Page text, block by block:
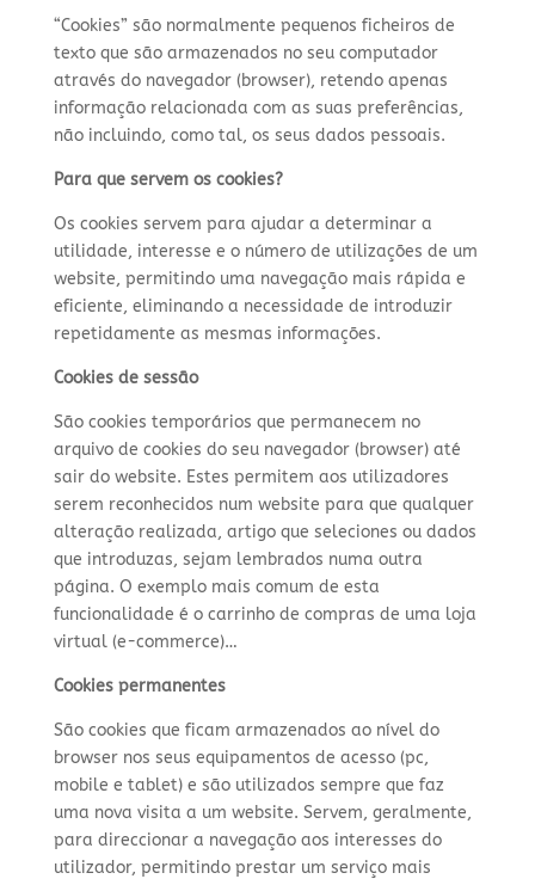
“Cookies” são normalmente pequenos ficheiros de
texto que são armazenados no seu computador
através do navegador (browser), retendo apenas
informação relacionada com as suas preferências,
não incluindo, como tal, os seus dados pessoais.
Para que servem os cookies?
Os cookies servem para ajudar a determinar a
utilidade, interesse e o número de utilizações de um
website, permitindo uma navegação mais rápida e
eficiente, eliminando a necessidade de introduzir
repetidamente as mesmas informações.
Cookies de sessão
São cookies temporários que permanecem no
arquivo de cookies do seu navegador (browser) até
sair do website. Estes permitem aos utilizadores
serem reconhecidos num website para que qualquer
alteração realizada, artigo que seleciones ou dados
que introduzas, sejam lembrados numa outra
página. O exemplo mais comum de esta
funcionalidade é o carrinho de compras de uma loja
virtual (e-commerce)…
Cookies permanentes
São cookies que ficam armazenados ao nível do
browser nos seus equipamentos de acesso (pc,
mobile e tablet) e são utilizados sempre que faz
uma nova visita a um website. Servem, geralmente,
para direccionar a navegação aos interesses do
utilizador, permitindo prestar um serviço mais